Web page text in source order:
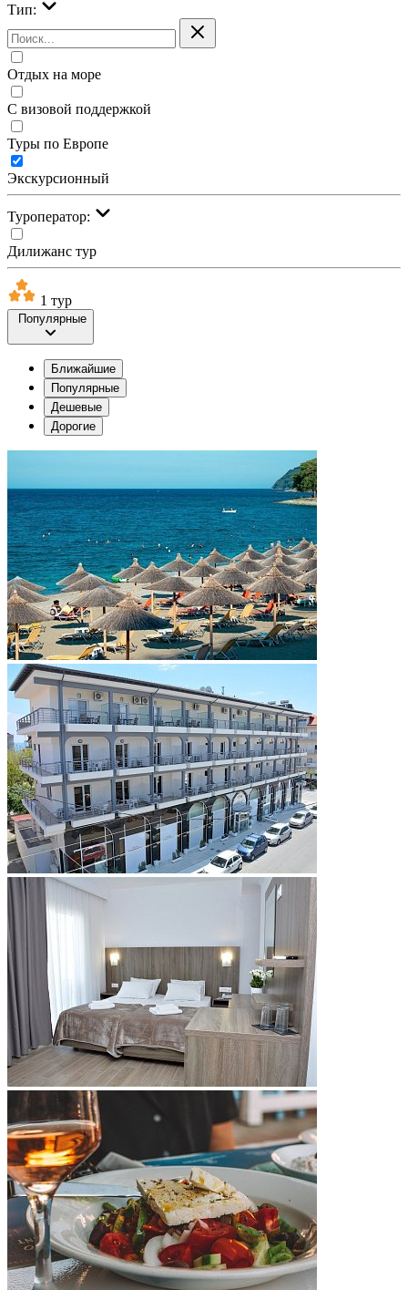
Тип:
Отдых на море
С визовой поддержкой
Туры по Европе
Экскурсионный
Туроператор:
Дилижанс тур
1 тур
Популярные
Ближайшие
Популярные
Дешевые
Дорогие